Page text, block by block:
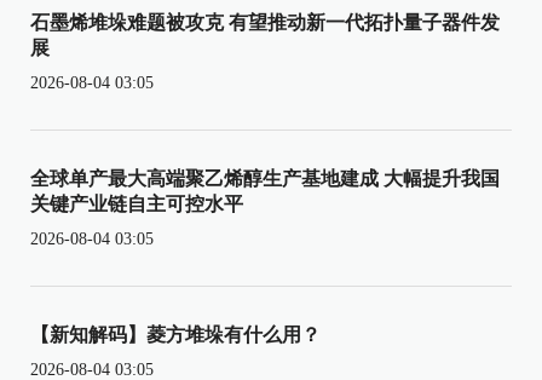
石墨烯堆垛难题被攻克 有望推动新一代拓扑量子器件发
展
2026-08-04 03:05
全球单产最大高端聚乙烯醇生产基地建成 大幅提升我国
关键产业链自主可控水平
2026-08-04 03:05
【新知解码】菱方堆垛有什么用？
2026-08-04 03:05